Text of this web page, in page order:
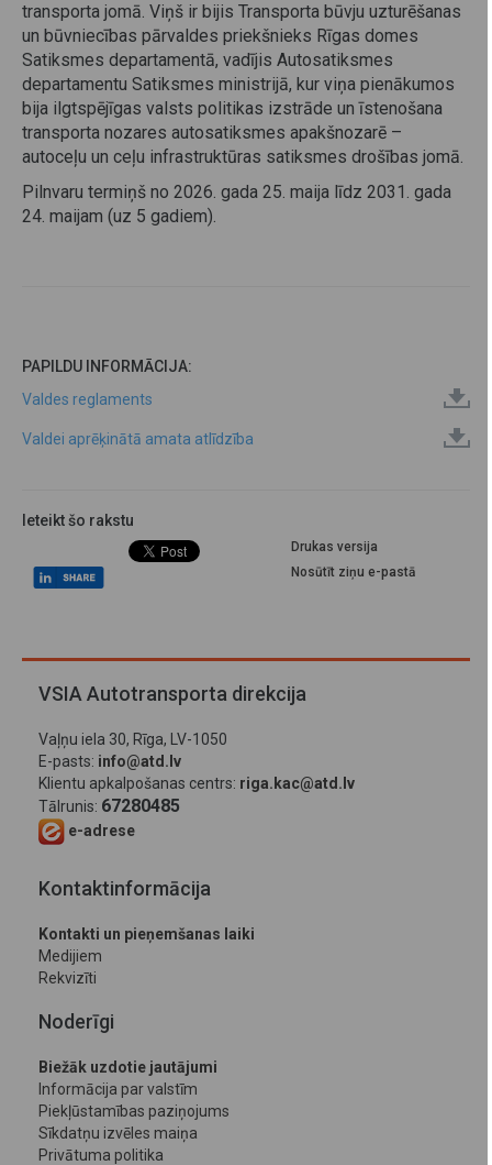
transporta jomā. Viņš ir bijis Transporta būvju uzturēšanas
un būvniecības pārvaldes priekšnieks Rīgas domes
Satiksmes departamentā, vadījis Autosatiksmes
departamentu Satiksmes ministrijā, kur viņa pienākumos
bija ilgtspējīgas valsts politikas izstrāde un īstenošana
transporta nozares autosatiksmes apakšnozarē –
autoceļu un ceļu infrastruktūras satiksmes drošības jomā.
Pilnvaru termiņš no 2026. gada 25. maija līdz 2031. gada
24. maijam (uz 5 gadiem).
PAPILDU INFORMĀCIJA:
Valdes reglaments
Valdei aprēķinātā amata atlīdzība
Ieteikt šo rakstu
Drukas versija
Nosūtīt ziņu e-pastā
VSIA Autotransporta direkcija
Vaļņu iela 30, Rīga, LV-1050
E-pasts: info@atd.lv
Klientu apkalpošanas centrs: riga.kac@atd.lv
Tālrunis: 67280485
e-adrese
Kontaktinformācija
Kontakti un pieņemšanas laiki
Medijiem
Rekvizīti
Noderīgi
Biežāk uzdotie jautājumi
Informācija par valstīm
Piekļūstamības paziņojums
Sīkdatņu izvēles maiņa
Privātuma politika